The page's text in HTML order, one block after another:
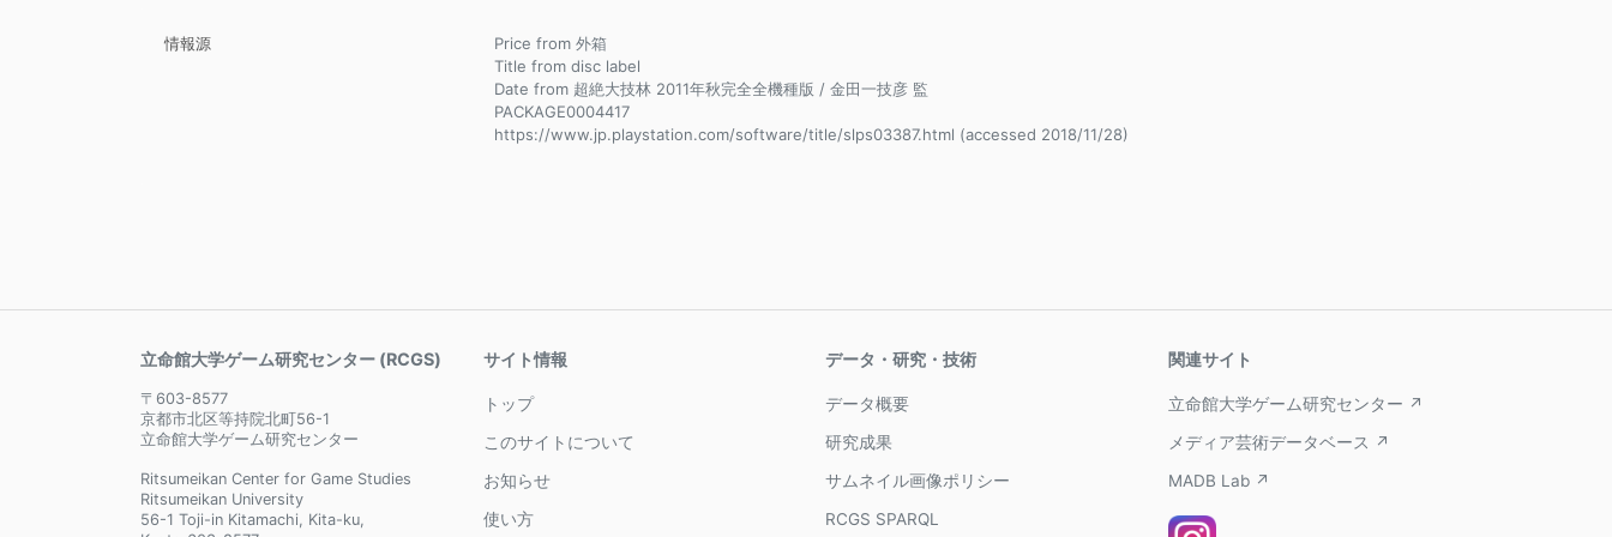
情報源
Price from 外箱
Title from disc label
Date from 超絶大技林 2011年秋完全全機種版 / 金田一技彦 監
PACKAGE0004417
https://www.jp.playstation.com/software/title/slps03387.html (accessed 2018/11/28)
立命館大学ゲーム研究センター (RCGS)
〒603-8577
京都市北区等持院北町56-1
立命館大学ゲーム研究センター
Ritsumeikan Center for Game Studies
Ritsumeikan University
56-1 Toji-in Kitamachi, Kita-ku,
サイト情報
トップ
このサイトについて
お知らせ
使い方
データ・研究・技術
データ概要
研究成果
サムネイル画像ポリシー
RCGS SPARQL
関連サイト
立命館大学ゲーム研究センター ↗
メディア芸術データベース ↗
MADB Lab ↗